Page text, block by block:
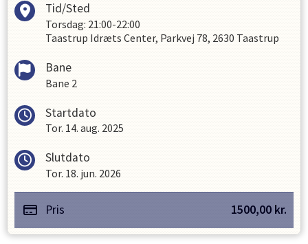
Tid/Sted
Torsdag: 21:00-22:00
Taastrup Idræts Center, Parkvej 78, 2630 Taastrup
Bane
Bane 2
Startdato
Tor. 14. aug. 2025
Slutdato
Tor. 18. jun. 2026
Pris 1500,00 kr.